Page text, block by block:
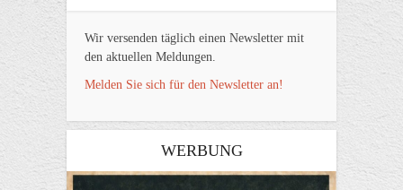
Wir versenden täglich einen Newsletter mit
den aktuellen Meldungen.
Melden Sie sich für den Newsletter an!
WERBUNG